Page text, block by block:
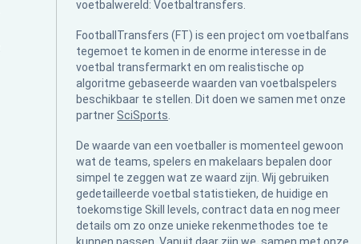
voetbalwereld: Voetbaltransfers.
FootballTransfers (FT) is een project om voetbalfans
tegemoet te komen in de enorme interesse in de
voetbal transfermarkt en om realistische op
algoritme gebaseerde waarden van voetbalspelers
beschikbaar te stellen. Dit doen we samen met onze
partner SciSports
De waarde van een voetballer is momenteel gewoon
wat de teams, spelers en makelaars bepalen door
simpel te zeggen wat ze waard zijn. Wij gebruiken
gedetailleerde voetbal statistieken, de huidige en
toekomstige Skill levels, contract data en nog meer
details om zo onze unieke rekenmethodes toe te